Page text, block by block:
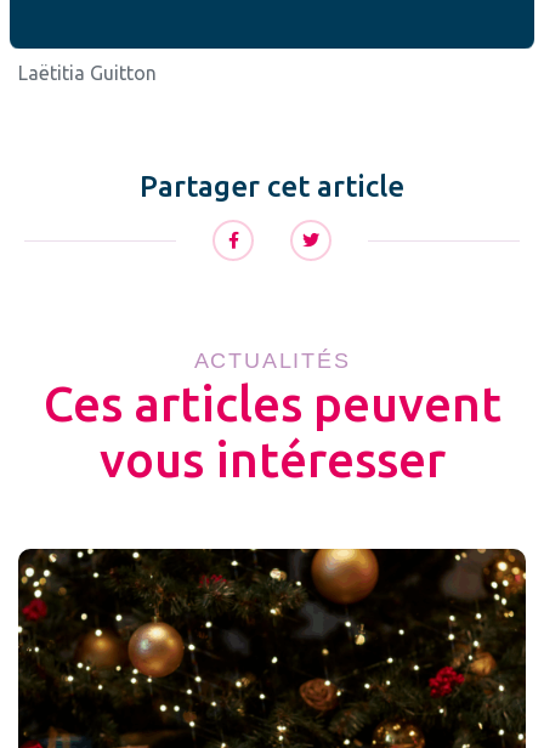
Laëtitia Guitton
Partager cet article
ACTUALITÉS
Ces articles peuvent
vous intéresser